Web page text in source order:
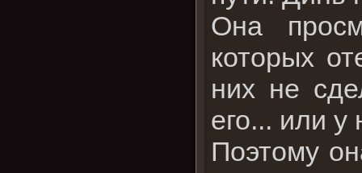
Она
которых
них не
его... или у
Поэтому